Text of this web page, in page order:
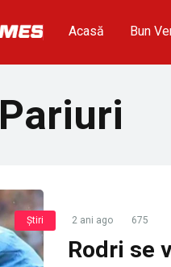
Acasă Bun
Pariuri
Știri 2 ani ago 675
Rodri se